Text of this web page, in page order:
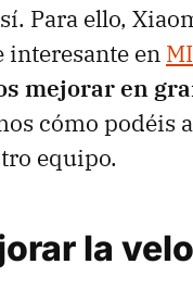
Para ello,
interesante en
mejorar en
cómo podéis
equipo.
la